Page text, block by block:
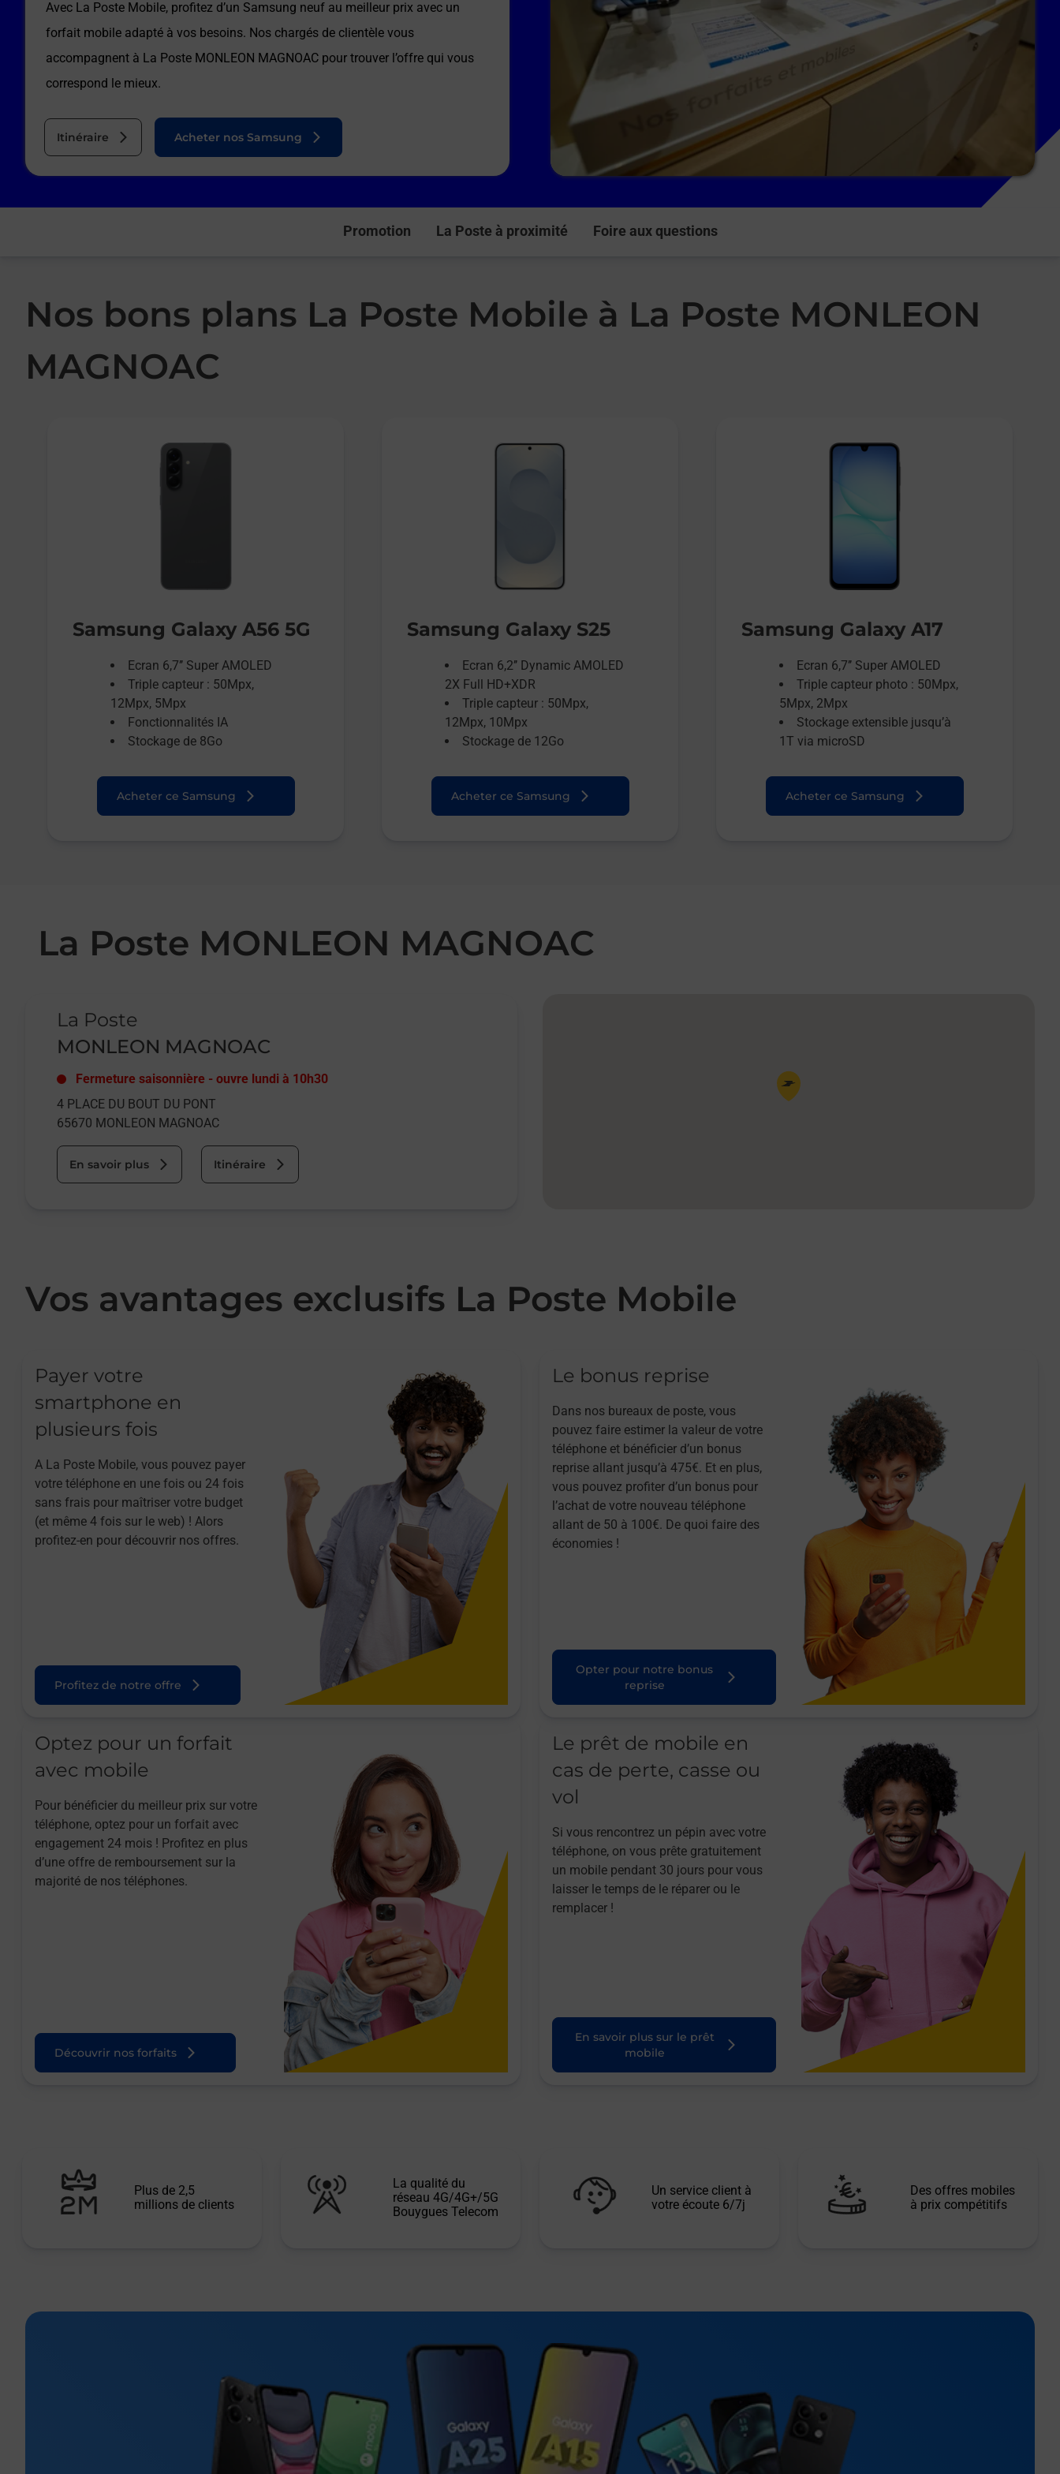
Avec La Poste Mobile, profitez d’un Samsung neuf au meilleur prix avec un
forfait mobile adapté à vos besoins. Nos chargés de clientèle vous
accompagnent à La Poste MONLEON MAGNOAC pour trouver l’offre qui vous
correspond le mieux.
Itinéraire Acheter nos Samsung
Promotion La Poste à proximité Foire aux questions
Nos bons plans La Poste Mobile à La Poste MONLEON
MAGNOAC
Samsung Galaxy A56 5G
Ecran 6,7’’ Super AMOLED
Triple capteur : 50Mpx,
12Mpx, 5Mpx
Fonctionnalités IA
Stockage de 8Go
Acheter ce Samsung
Samsung Galaxy S25
Ecran 6,2’’ Dynamic AMOLED
2X Full HD+XDR
Triple capteur : 50Mpx,
12Mpx, 10Mpx
Stockage de 12Go
Acheter ce Samsung
Samsung Galaxy A17
Ecran 6,7’’ Super AMOLED
Triple capteur photo : 50Mpx,
5Mpx, 2Mpx
Stockage extensible jusqu’à
1T via microSD
Acheter ce Samsung
La Poste MONLEON MAGNOAC
La Poste
MONLEON MAGNOAC
Fermeture saisonnière - ouvre lundi à 10h30
4 PLACE DU BOUT DU PONT
65670 MONLEON MAGNOAC
En savoir plus Itinéraire
Pin de la carte
Vos avantages exclusifs La Poste Mobile
Payer votre
smartphone en
plusieurs fois
A La Poste Mobile, vous pouvez payer
votre téléphone en une fois ou 24 fois
sans frais pour maîtriser votre budget
(et même 4 fois sur le web) ! Alors
profitez-en pour découvrir nos offres.
Profitez de notre offre
Le bonus reprise
Dans nos bureaux de poste, vous
pouvez faire estimer la valeur de votre
téléphone et bénéficier d’un bonus
reprise allant jusqu’à 475€. Et en plus,
vous pouvez profiter d’un bonus pour
l’achat de votre nouveau téléphone
allant de 50 à 100€. De quoi faire des
économies !
Opter pour notre bonus
reprise
Optez pour un forfait
avec mobile
Pour bénéficier du meilleur prix sur votre
téléphone, optez pour un forfait avec
engagement 24 mois ! Profitez en plus
d’une offre de remboursement sur la
majorité de nos téléphones.
Découvrir nos forfaits
Le prêt de mobile en
cas de perte, casse ou
vol
Si vous rencontrez un pépin avec votre
téléphone, on vous prête gratuitement
un mobile pendant 30 jours pour vous
laisser le temps de le réparer ou le
remplacer !
En savoir plus sur le prêt
mobile
Plus de 2,5
millions de clients
La qualité du
réseau 4G/4G+/5G
Bouygues Telecom
Un service client à
votre écoute 6/7j
Des offres mobiles
à prix compétitifs